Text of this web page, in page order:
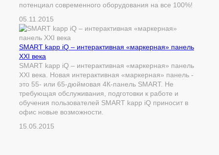
потенциал современного оборудования на все 100%!
05.11.2015
SMART kapp iQ – интерактивная «маркерная» панель
XXI века
SMART kapp iQ – интерактивная «маркерная» панель
XXI века. Новая интерактивная «маркерная» панель -
это 55- или 65-дюймовая 4К-панель SMART. Не
требующая обслуживания, подготовки к работе и
обучения пользователей SMART kapp iQ приносит в
офис новые возможности.
15.05.2015